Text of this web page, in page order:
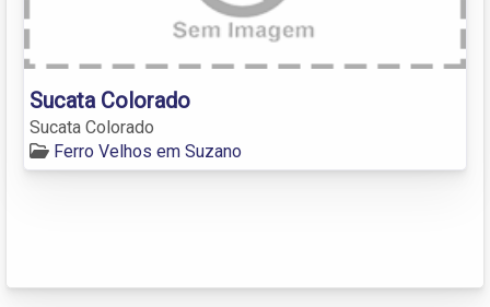
Sucata Colorado
Sucata Colorado
Ferro Velhos em Suzano